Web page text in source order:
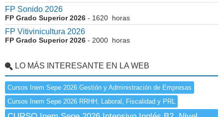
FP Sonido 2026
FP Grado Superior 2026 - 1620 horas
FP Vitivinicultura 2026
FP Grado Superior 2026 - 2000 horas
LO MÁS INTERESANTE EN LA WEB
Cursos Inem Sepe 2026 Gestión y Administración de Empresas
Cursos Inem Sepe 2026 RRHH, Laboral, Fiscalidad y PRL